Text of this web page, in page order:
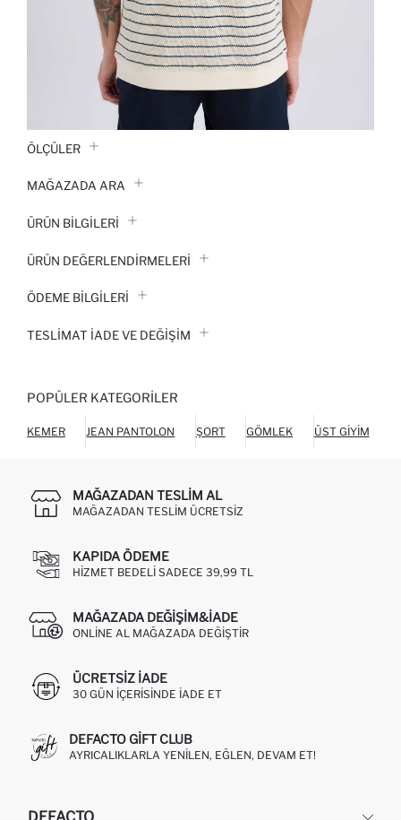
ÖLÇÜLER
MAĞAZADA ARA
ÜRÜN BILGILERI
ÜRÜN DEĞERLENDİRMELERİ
ÖDEME BİLGİLERİ
TESLIMAT İADE VE DEĞIŞIM
POPÜLER KATEGORILER
KEMER JEAN PANTOLON ŞORT GÖMLEK ÜST GIYIM
MAĞAZADAN TESLIM AL
MAĞAZADAN TESLIM ÜCRETSIZ
KAPIDA ÖDEME
HIZMET BEDELI SADECE 39,99 TL
MAĞAZADA DEĞIŞIM&İADE
ONLINE AL MAĞAZADA DEĞIŞTIR
ÜCRETSIZ IADE
30 GÜN IÇERISINDE IADE ET
DEFACTO GIFT CLUB
AYRICALIKLARLA YENILEN, EĞLEN, DEVAM ET!